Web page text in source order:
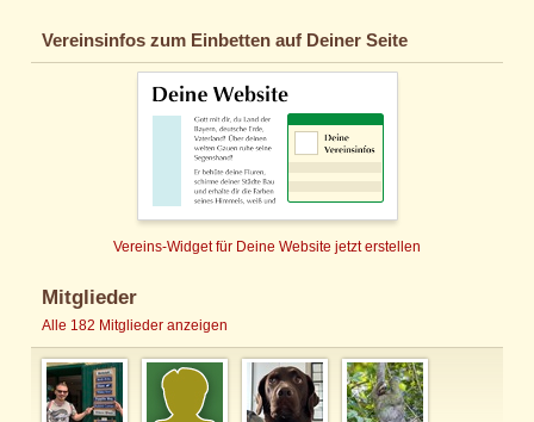
Vereinsinfos zum Einbetten auf Deiner Seite
Vereins-Widget für Deine Website jetzt erstellen
Mitglieder
Alle 182 Mitglieder anzeigen